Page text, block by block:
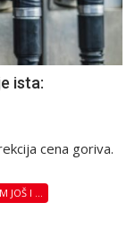
ista:
cena goriva.
JOŠ I ...